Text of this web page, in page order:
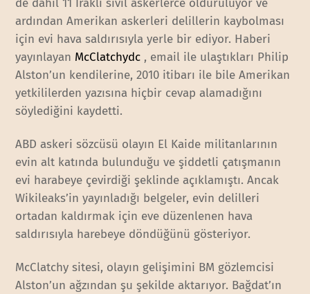
de dahil 11 Iraklı sivil askerlerce öldürülüyor ve
ardından Amerikan askerleri delillerin kaybolması
için evi hava saldırısıyla yerle bir ediyor. Haberi
yayınlayan McClatchydc , email ile ulaştıkları Philip
Alston’un kendilerine, 2010 itibarı ile bile Amerikan
yetkililerden yazısına hiçbir cevap alamadığını
söylediğini kaydetti.
ABD askeri sözcüsü olayın El Kaide militanlarının
evin alt katında bulunduğu ve şiddetli çatışmanın
evi harabeye çevirdiği şeklinde açıklamıştı. Ancak
Wikileaks’in yayınladığı belgeler, evin delilleri
ortadan kaldırmak için eve düzenlenen hava
saldırısıyla harebeye döndüğünü gösteriyor.
McClatchy sitesi, olayın gelişimini BM gözlemcisi
Alston’un ağzından şu şekilde aktarıyor. Bağdat’ın